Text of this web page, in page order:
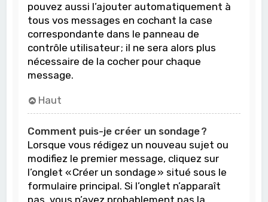
pouvez aussi l’ajouter automatiquement à
tous vos messages en cochant la case
correspondante dans le panneau de
contrôle utilisateur ; il ne sera alors plus
nécessaire de la cocher pour chaque
message.
Haut
Comment puis-je créer un sondage ?
Lorsque vous rédigez un nouveau sujet ou
modifiez le premier message, cliquez sur
l’onglet « Créer un sondage » situé sous le
formulaire principal. Si l’onglet n’apparaît
pas, vous n’avez probablement pas la